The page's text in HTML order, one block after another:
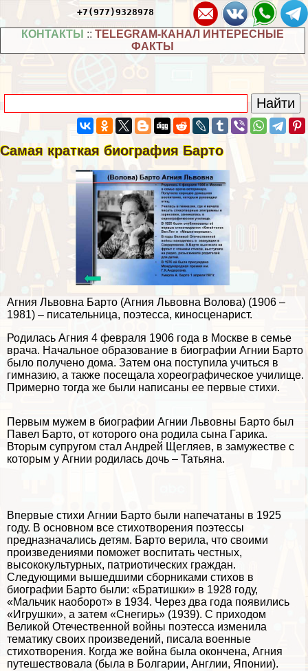
+7(977)9328978
КОНТАКТЫ :: TELEGRAM-КАНАЛ ИНТЕРЕСНЫЕ
ФАКТЫ
Самая краткая биография Барто
Агния Львовна Барто (Агния Львовна Волова) (1906 –
1981) – писательница, поэтесса, киносценарист.
Родилась Агния 4 февраля 1906 года в Москве в семье
врача. Начальное образование в биографии Агнии Барто
было получено дома. Затем она поступила учиться в
гимназию, а также посещала хореографическое училище.
Примерно тогда же были написаны ее первые стихи.
Первым мужем в биографии Агнии Львовны Барто был
Павел Барто, от которого она родила сына Гарика.
Вторым супругом стал Андрей Щегляев, в замужестве с
которым у Агнии родилась дочь – Татьяна.
Впервые стихи Агнии Барто были напечатаны в 1925
году. В основном все стихотворения поэтессы
предназначались детям. Барто верила, что своими
произведениями поможет воспитать честных,
высококультурных, патриотических граждан.
Следующими вышедшими сборниками стихов в
биографии Барто были: «Братишки» в 1928 году,
«Мальчик наоборот» в 1934. Через два года появились
«Игрушки», а затем «Снегирь» (1939). С приходом
Великой Отечественной войны поэтесса изменила
тематику своих произведений, писала военные
стихотворения. Когда же война была окончена, Агния
путешествовала (была в Болгарии, Англии, Японии).